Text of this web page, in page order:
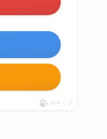
ポチップ